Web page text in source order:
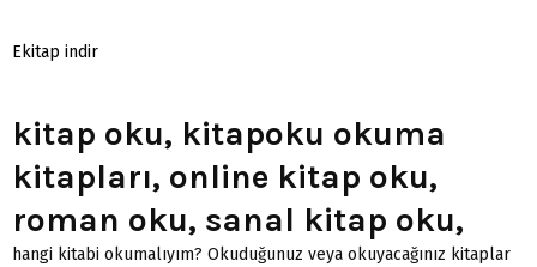
Ekitap indir
kitap oku, kitapoku okuma
kitapları, online kitap oku,
roman oku, sanal kitap oku,
hangi kitabi okumalıyım? Okuduğunuz veya okuyacağınız kitaplar